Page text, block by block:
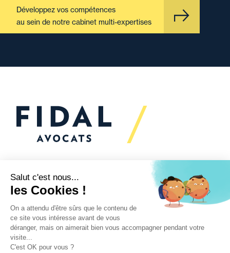
Développez vos compétences
au sein de notre cabinet multi-expertises
Vous souhaitez échanger
avec nous ?
Nous sommes
à votre écoute